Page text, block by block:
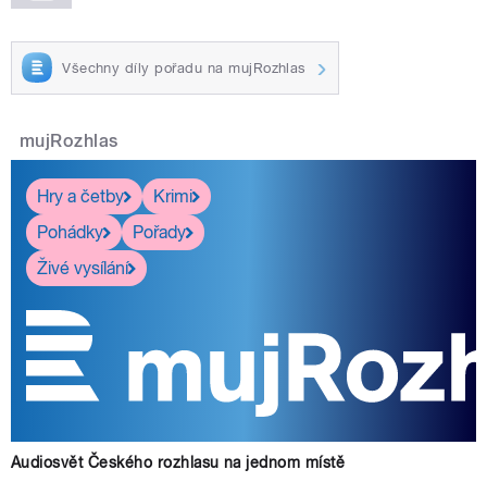
Všechny díly pořadu na mujRozhlas
mujRozhlas
Hry a četby
Krimi
Pohádky
Pořady
Živé vysílání
Audiosvět Českého rozhlasu na jednom místě